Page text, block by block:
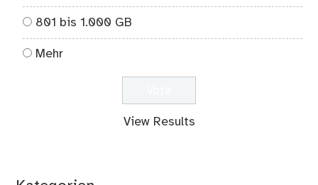
801 bis 1.000 GB
Mehr
View Results